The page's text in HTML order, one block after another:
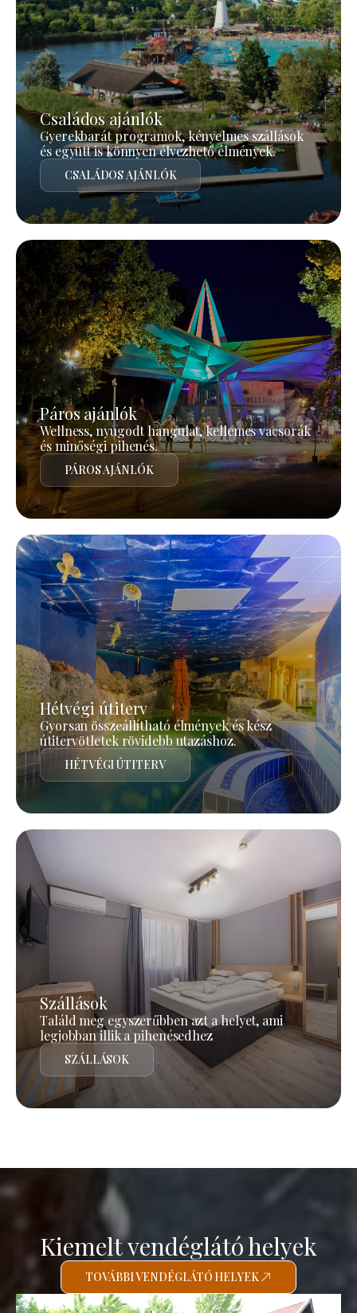
Családos ajánlók
Gyerekbarát programok, kényelmes szállások
és együtt is könnyen élvezhető élmények.
CSALÁDOS AJÁNLÓK
Páros ajánlók
Wellness, nyugodt hangulat, kellemes vacsorák
és minőségi pihenés.
PÁROS AJÁNLÓK
Hétvégi útiterv
Gyorsan összeállítható élmények és kész
útitervötletek rövidebb utazáshoz.
HÉTVÉGI ÚTITERV
Szállások
Találd meg egyszerűbben azt a helyet, ami
legjobban illik a pihenésedhez
SZÁLLÁSOK
Kiemelt vendéglátó helyek
TOVÁBBI VENDÉGLÁTÓ HELYEK